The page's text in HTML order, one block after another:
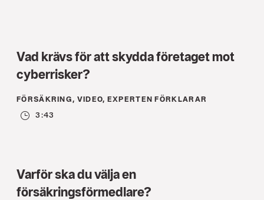
Vad krävs för att skydda företaget mot
cyberrisker?
FÖRSÄKRING, VIDEO, EXPERTEN FÖRKLARAR
3:43
Varför ska du välja en
försäkringsförmedlare?